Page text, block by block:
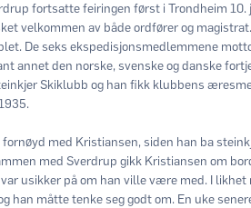
fortsatte feiringen først i Trondheim
velkommen av både ordfører og
De seks ekspedisjonsmedlemmene
annet den norske, svenske og danske
Skiklubb og han fikk klubbens
med Kristiansen, siden han ba
med Sverdrup gikk Kristiansen om
usikker på om han ville være med. I
han måtte tenke seg godt om. En uke